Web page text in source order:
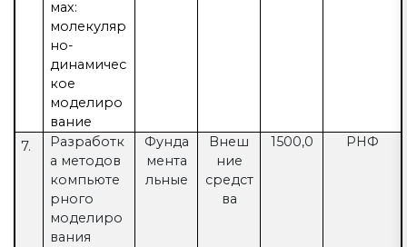
мах:
молекуляр
но-
динамичес
кое
моделиро
вание
7.
Разработк
а методов
компьюте
рного
моделиро
вания
Фунда
мента
льные
Внеш
ние
средст
ва
1500,0 РНФ